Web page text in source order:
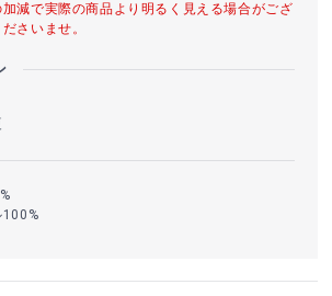
減で実際の商品より明るく見える場合がござ
さいませ。
100%